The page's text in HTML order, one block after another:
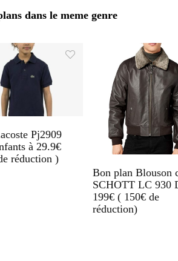
dans le meme genre
Pj2909
à 29.9€
réduction )
Bon plan Blouson
SCHOTT LC 930
199€ ( 150€ de
réduction)